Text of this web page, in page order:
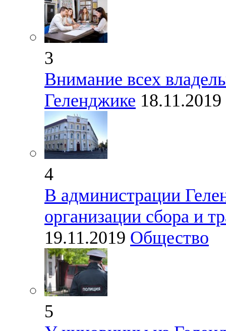
3
Внимание всех
Геленджике 18.11.2019
4
В администрации
организации сбора и
19.11.2019 Общество
5